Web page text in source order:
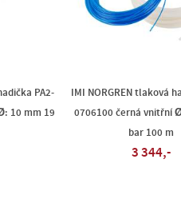
PA2-
10 mm 19
IMI NORGREN tlaková
0706100 černá vnitřní
bar 100 m
3 344,-